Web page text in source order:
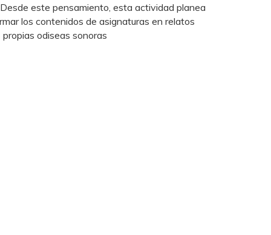
este pensamiento, esta actividad planea
los contenidos de asignaturas en relatos
propias odiseas sonoras